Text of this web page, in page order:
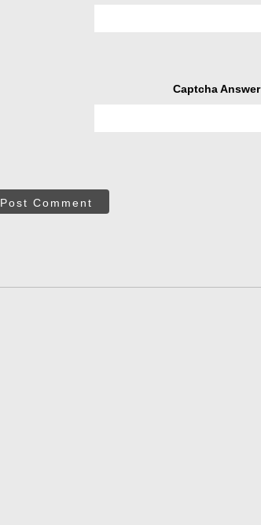
Captcha Answer
Post Comment